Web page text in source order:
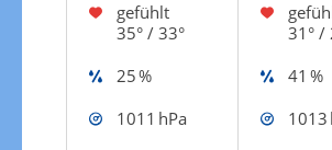
gefühlt
35° / 33°
31° /
25 % 41 %
1011 hPa
1013